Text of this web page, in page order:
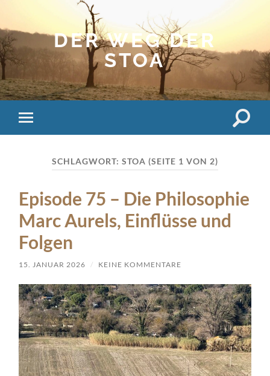
DER WEG DER
STOA
Mobile-
Menü
SCHLAGWORT: STOA (SEITE 1 VON 2)
Episode 75 – Die Philosophie
Marc Aurels, Einflüsse und
Folgen
15. JANUAR 2026 / KEINE KOMMENTARE